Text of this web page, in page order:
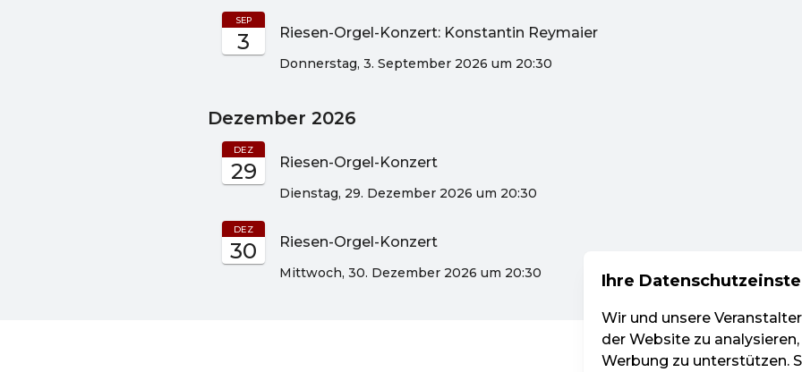
3
SEP
Riesen-Orgel-Konzert: Konstantin Reymaier
Donnerstag, 3. September 2026 um 20:30
Dezember 2026
29
DEZ
Riesen-Orgel-Konzert
Dienstag, 29. Dezember 2026 um 20:30
30
DEZ
Riesen-Orgel-Konzert
Mittwoch, 30. Dezember 2026 um 20:30 Ihre
Wir und unsere
der Website zu
Werbung zu unterstützen.